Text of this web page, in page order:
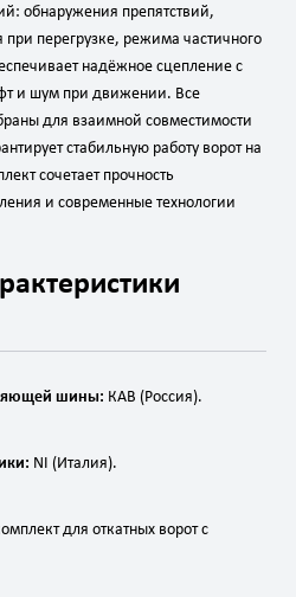
обнаружения препятствий,
при перегрузке, режима частичного
надёжное сцепление с
и шум при движении. Все
для взаимной совместимости
стабильную работу ворот на
сочетает прочность
и современные технологии
шины: КАВ (Россия).
NI (Италия).
для откатных ворот с